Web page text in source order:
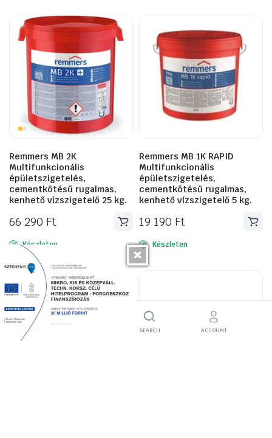
Remmers MB 2K
Multifunkcionális
épületszigetelés,
cementkötésű rugalmas,
kenhető vízszigetelő 25 kg.
66 290 Ft
Készleten
Remmers MB 1K RAPID
Multifunkcionális
épületszigetelés,
cementkötésű rugalmas,
kenhető vízszigetelő 5 kg.
19 190 Ft
Készleten
HOME SEARCH ACCOUNT